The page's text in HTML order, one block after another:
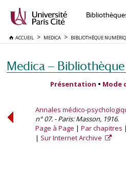
ACCUEIL MEDICA BIBLIOTHÈQUE
Medica —
Présentation • Mode
Annales médico-
n° 07. - Paris: Masson, 1916.
Page à Page
Par chapitres
Sur Internet Archive